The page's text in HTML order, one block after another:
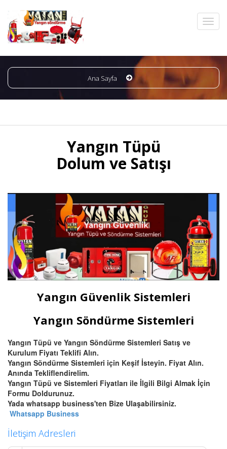
Ana Sayfa
Yangın Tüpü
Dolum ve Satışı
Yangın Güvenlik Sistemleri
Yangın Söndürme Sistemleri
Yangın Tüpü ve Yangın Söndürme Sistemleri Satış ve
Kurulum Fiyatı Teklifi Alın.
Yangın Söndürme Sistemleri için Keşif İsteyin. Fiyat Alın.
Anında Tekliflendirelim.
Yangın Tüpü ve Sistemleri Fiyatları ile İlgili Bilgi Almak İçin
Formu Doldurunuz.
Yada whatsapp business'ten Bize Ulaşabilirsiniz.
Whatsapp Business
İletişim Adresleri